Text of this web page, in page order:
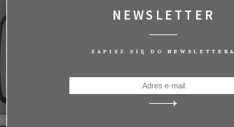
NEWSLETTER
ZAPISZ SIĘ DO NEWSLETTERA